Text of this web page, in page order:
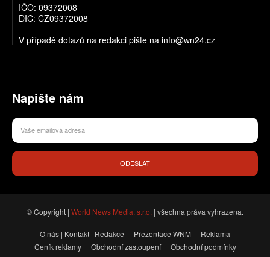
IČO: 09372008
DIČ: CZ09372008
V případě dotazů na redakci pište na info@wn24.cz
Napište nám
ODESLAT
© Copyright | World News Media, s.r.o. | všechna práva vyhrazena.
O nás | Kontakt | Redakce Prezentace WNM
Reklama
Ceník reklamy
Obchodní zastoupení
Obchodní podmínky